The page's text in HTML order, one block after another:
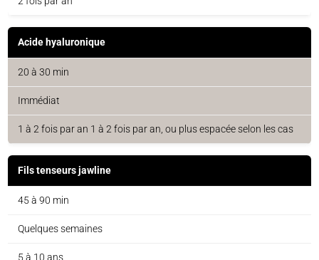
Acide hyaluronique
20 à 30 min
Immédiat
1 à 2 fois par an 1 à 2 fois par an, ou plus espacée selon les cas
Fils tenseurs jawline
45 à 90 min
Quelques semaines
5 à 10 ans